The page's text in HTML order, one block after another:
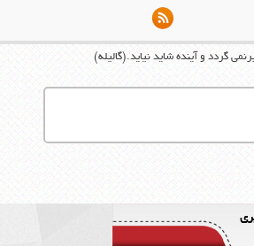
گردد و آینده شاید نیاید.(گالیله)